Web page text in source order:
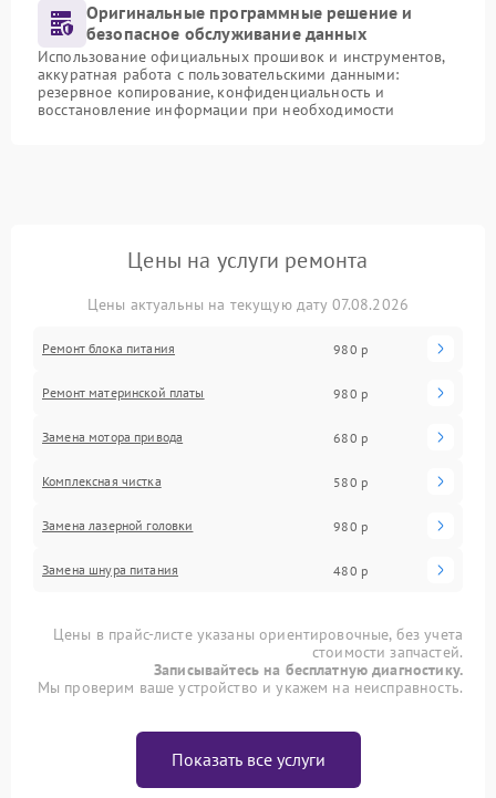
Оригинальные программные решение и
безопасное обслуживание данных
Использование официальных прошивок и инструментов,
аккуратная работа с пользовательскими данными:
резервное копирование, конфиденциальность и
восстановление информации при необходимости
Цены на услуги ремонта
Цены актуальны на текущую дату 07.08.2026
Ремонт блока питания 980 р
Ремонт материнской платы 980 р
Замена мотора привода 680 р
Комплексная чистка 580 р
Замена лазерной головки 980 р
Замена шнура питания 480 р
Цены в прайс-листе указаны ориентировочные, без учета
стоимости запчастей.
Записывайтесь на бесплатную диагностику.
Мы проверим ваше устройство и укажем на неисправность.
Показать все услуги